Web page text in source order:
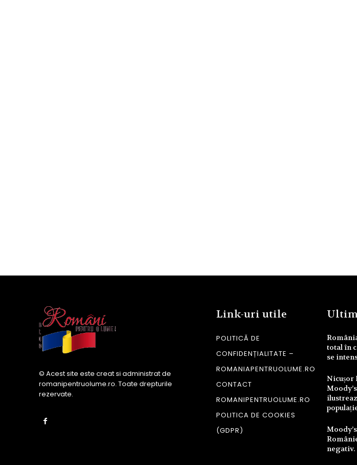
© Acest site este creat si administrat de
romanipentruolume.ro. Toate drepturile
rezervate.
Link-uri utile
POLITICĂ DE
CONFIDENȚIALITATE –
ROMANIAPENTRUOLUME.RO
CONTACT
ROMANIPENTRUOLUME.RO
POLITICA DE COOKIES
(GDPR)
total în
se
Nicușor
negativ.